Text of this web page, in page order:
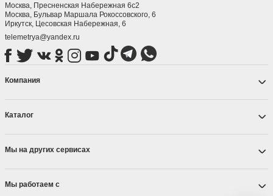
Москва, Пресненская Набережная 6с2
Москва, ​Бульвар Маршала Рокоссовского, 6
Иркутск, ​Цесовская Набережная, 6
telemetrya@yandex.ru
Компания
Каталог
Мы на других сервисах
Мы работаем с